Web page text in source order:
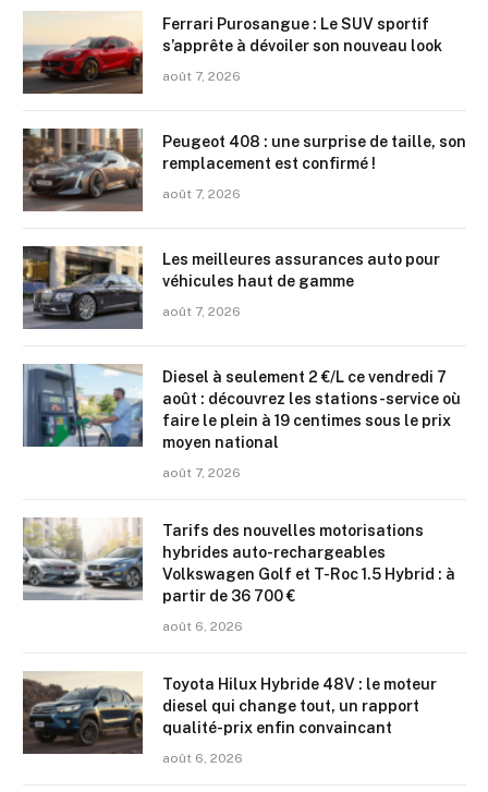
Ferrari Purosangue : Le SUV sportif
s’apprête à dévoiler son nouveau look
août 7, 2026
Peugeot 408 : une surprise de taille, son
remplacement est confirmé !
août 7, 2026
Les meilleures assurances auto pour
véhicules haut de gamme
août 7, 2026
Diesel à seulement 2 €/L ce vendredi 7
août : découvrez les stations-service où
faire le plein à 19 centimes sous le prix
moyen national
août 7, 2026
Tarifs des nouvelles motorisations
hybrides auto-rechargeables
Volkswagen Golf et T-Roc 1.5 Hybrid : à
partir de 36 700 €
août 6, 2026
Toyota Hilux Hybride 48V : le moteur
diesel qui change tout, un rapport
qualité-prix enfin convaincant
août 6, 2026